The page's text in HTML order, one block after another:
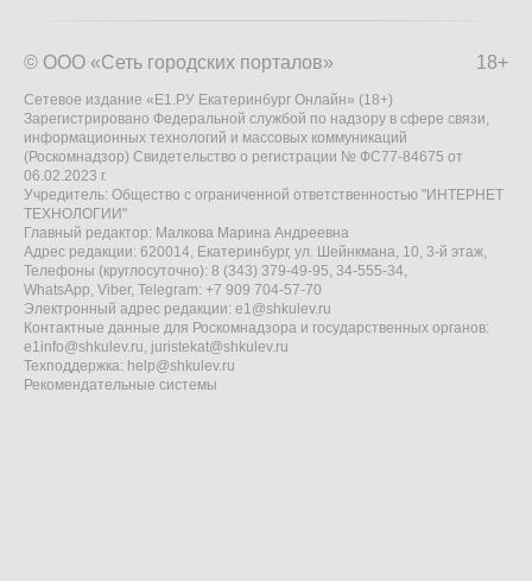
18+
© ООО «Сеть городских порталов»
Сетевое издание «Е1.РУ Екатеринбург Онлайн» (18+)
Зарегистрировано Федеральной службой по надзору в сфере связи,
информационных технологий и массовых коммуникаций
(Роскомнадзор) Свидетельство о регистрации № ФС77-84675 от
06.02.2023 г.
Учредитель: Общество с ограниченной ответственностью "ИНТЕРНЕТ
ТЕХНОЛОГИИ"
Главный редактор: Малкова Марина Андреевна
Адрес редакции: 620014, Екатеринбург, ул. Шейнкмана, 10, 3-й этаж,
Телефоны (круглосуточно): 8 (343) 379-49-95, 34-555-34,
WhatsApp, Viber, Telegram: +7 909 704-57-70
Электронный адрес редакции: e1@shkulev.ru
Контактные данные для Роскомнадзора и государственных органов:
e1info@shkulev.ru, juristekat@shkulev.ru
Техподдержка: help@shkulev.ru
Рекомендательные системы